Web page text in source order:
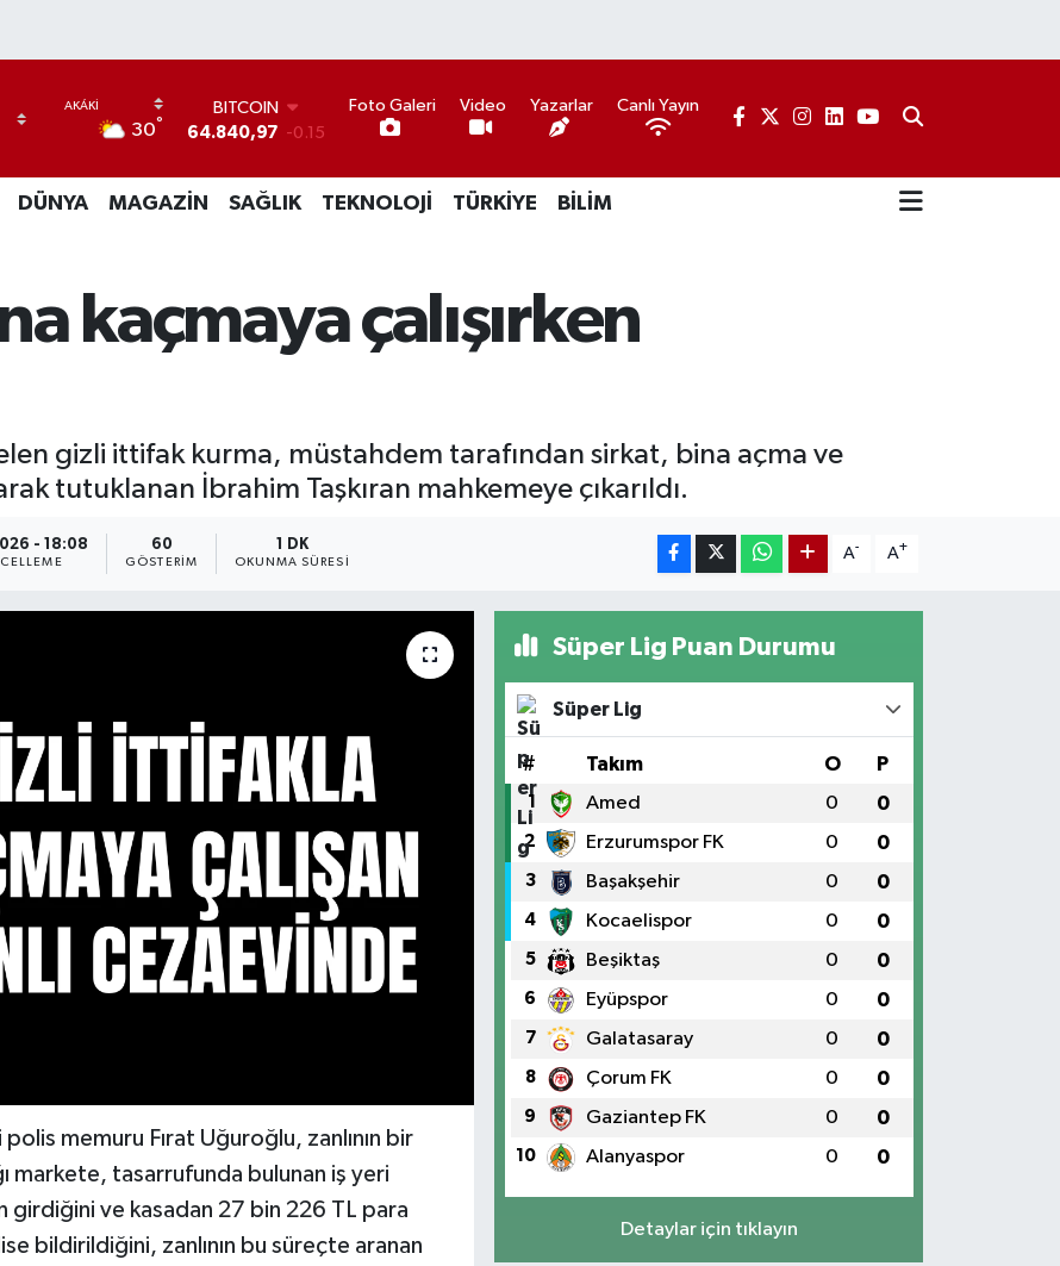
30°
BITCOIN
64.840,97 -0.15
47,7436 0.18
EURO
GRAM ALTIN
6660.55
0
BİST100
Foto Galeri Video Yazarlar Canlı Yayın
DÜNYA MAGAZİN SAĞLIK TEKNOLOJİ TÜRKİYE BİLİM
kaçmaya çalışırken
gizli ittifak kurma, müstahdem tarafından sirkat, bina açma ve
tutuklanan İbrahim Taşkıran mahkemeye çıkarıldı.
- 18:08 60
GÖSTERIM
1 DK
OKUNMA SÜRESI
A- A+
memuru Fırat Uğuroğlu, zanlının bir
markete, tasarrufunda bulunan iş yeri
girdiğini ve kasadan 27 bin 226 TL para
bildirildiğini, zanlının bu süreçte aranan
Süper Lig Puan Durumu
Süper Lig
# Takım O P
1 Amed 0 0
2 Erzurumspor FK 0 0
3 Başakşehir 0 0
4 Kocaelispor 0 0
5 Beşiktaş 0 0
6 Eyüpspor 0 0
7 Galatasaray 0 0
8 Çorum FK 0 0
9 Gaziantep FK 0 0
10 Alanyaspor 0 0
Detaylar için tıklayın